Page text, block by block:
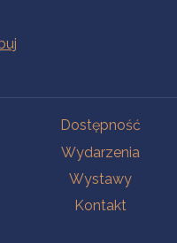
Dostępność
Wydarzenia
Wystawy
Kontakt